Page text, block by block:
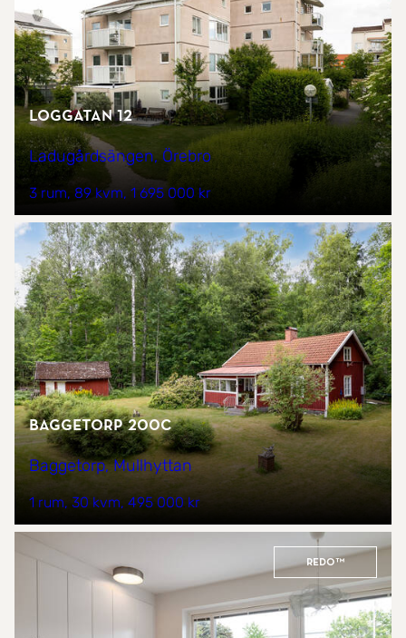
Loggatan 12
Ladugårdsängen, Örebro
3 rum 89 kvm 1 695 000 kr
Baggetorp 200C
Baggetorp, Mullhyttan
1 rum 30 kvm 495 000 kr
REDO™